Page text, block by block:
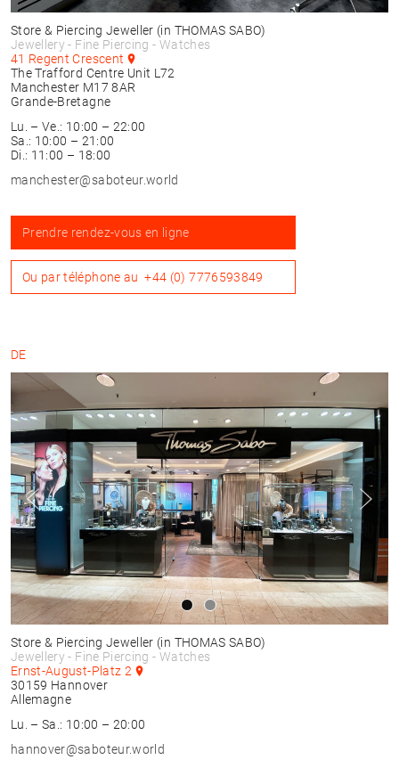
Store & Piercing Jeweller (in THOMAS SABO)
Jewellery - Fine Piercing - Watches
41 Regent Crescent
The Trafford Centre Unit L72
Manchester M17 8AR
Grande-Bretagne
Lu. – Ve.: 10:00 – 22:00
Sa.: 10:00 – 21:00
Di.: 11:00 – 18:00
manchester@saboteur.world
Prendre rendez-vous en ligne
Ou par téléphone au+44 (0) 7776593849
DE
Store & Piercing Jeweller (in THOMAS SABO)
Jewellery - Fine Piercing - Watches
Ernst-August-Platz 2
30159 Hannover
Allemagne
Lu. – Sa.: 10:00 – 20:00
hannover@saboteur.world